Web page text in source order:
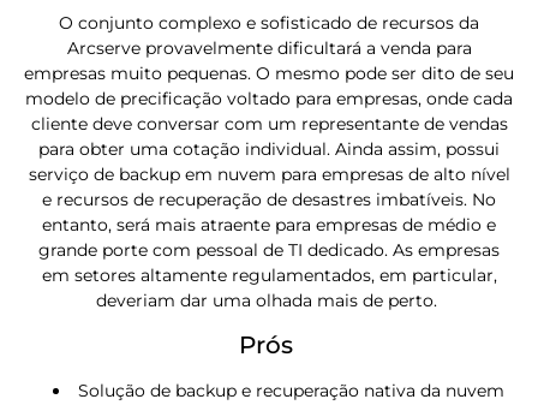
O conjunto complexo e sofisticado de recursos da
Arcserve provavelmente dificultará a venda para
empresas muito pequenas. O mesmo pode ser dito de seu
modelo de precificação voltado para empresas, onde cada
cliente deve conversar com um representante de vendas
para obter uma cotação individual. Ainda assim, possui
serviço de backup em nuvem para empresas de alto nível
e recursos de recuperação de desastres imbatíveis. No
entanto, será mais atraente para empresas de médio e
grande porte com pessoal de TI dedicado. As empresas
em setores altamente regulamentados, em particular,
deveriam dar uma olhada mais de perto.
Prós
Solução de backup e recuperação nativa da nuvem